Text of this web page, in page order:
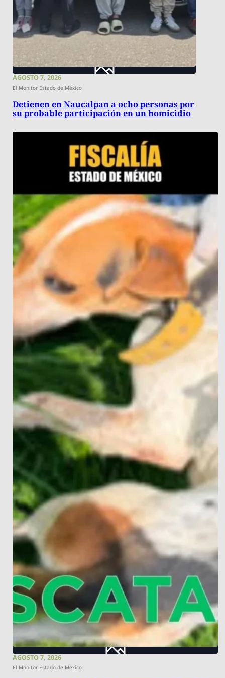
AGOSTO 7, 2026
El Monitor Estado de México
Detienen en Naucalpan a ocho personas por
su probable participación en un homicidio
AGOSTO 7, 2026
El Monitor Estado de México